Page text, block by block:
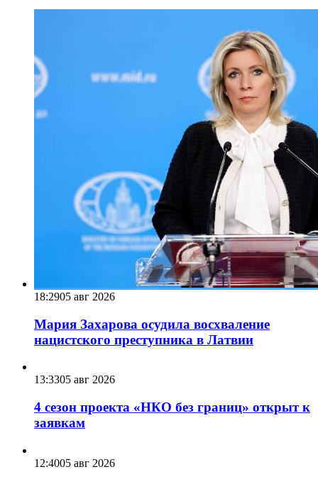
18:2905 авг 2026
Мария Захарова осудила восхваление
нацистского преступника в Латвии
13:3305 авг 2026
4 сезон проекта «НКО без границ» открыт к
заявкам
12:4005 авг 2026